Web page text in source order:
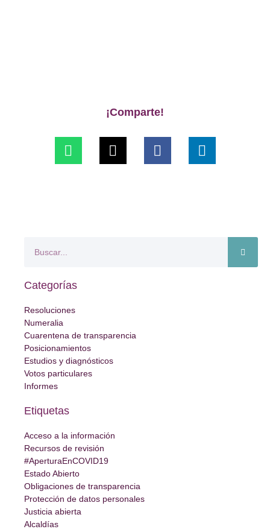
¡Comparte!
Categorías
Resoluciones
Numeralia
Cuarentena de transparencia
Posicionamientos
Estudios y diagnósticos
Votos particulares
Informes
Etiquetas
Acceso a la información
Recursos de revisión
#AperturaEnCOVID19
Estado Abierto
Obligaciones de transparencia
Protección de datos personales
Justicia abierta
Alcaldías